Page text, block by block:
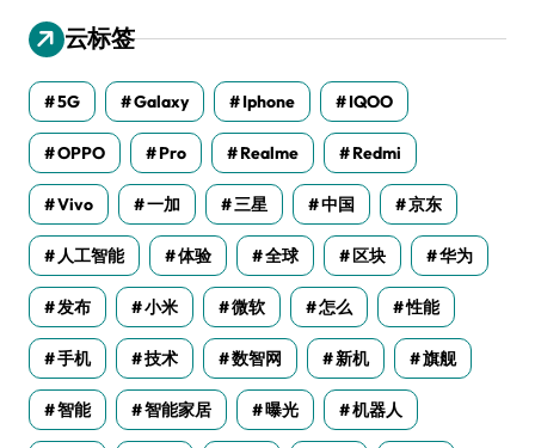
云标签
5G Galaxy Iphone IQOO
OPPO Pro Realme Redmi
Vivo 一加 三星 中国 京东
人工智能 体验 全球 区块 华为
发布 小米 微软 怎么 性能
手机 技术 数智网 新机 旗舰
智能 智能家居 曝光 机器人